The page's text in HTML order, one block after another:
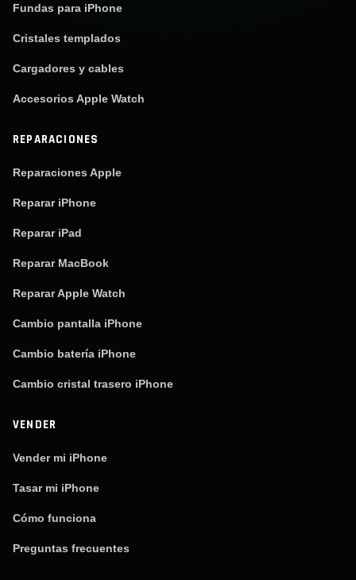
Fundas para iPhone
Cristales templados
Cargadores y cables
Accesorios Apple Watch
REPARACIONES
Reparaciones Apple
Reparar iPhone
Reparar iPad
Reparar MacBook
Reparar Apple Watch
Cambio pantalla iPhone
Cambio batería iPhone
Cambio cristal trasero iPhone
VENDER
Vender mi iPhone
Tasar mi iPhone
Cómo funciona
Preguntas frecuentes